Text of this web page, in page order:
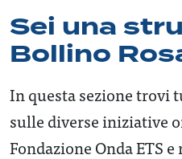
Sei una
Bollino
In questa sezione trovi
sulle diverse iniziative
Fondazione Onda ETS e